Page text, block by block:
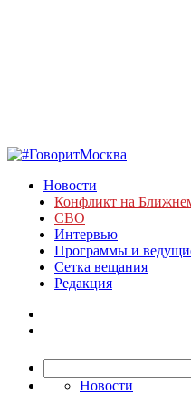
Новости
Конфликт на
СВО
Интервью
Программы и
Сетка вещания
Редакция
Новости